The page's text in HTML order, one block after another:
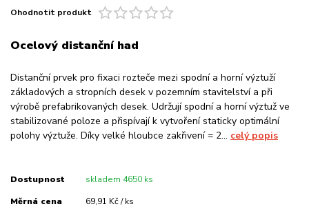
Ohodnotit produkt
Ocelový distanční had
Distanční prvek pro fixaci rozteče mezi spodní a horní výztuží
základových a stropních desek v pozemním stavitelství a při
výrobě prefabrikovaných desek. Udržují spodní a horní výztuž ve
stabilizované poloze a přispívají k vytvoření staticky optimální
polohy výztuže. Díky velké hloubce zakřivení = 2... celý popis
Dostupnost skladem 4650 ks
Měrná cena 69,91 Kč / ks